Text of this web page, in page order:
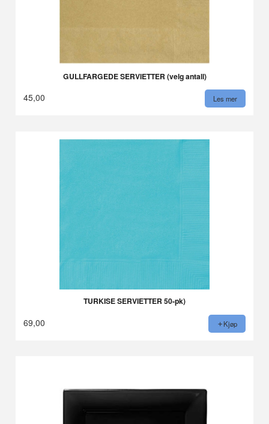
GULLFARGEDE SERVIETTER (velg antall)
45,00 Les mer
TURKISE SERVIETTER 50-pk)
69,00 Kjøp